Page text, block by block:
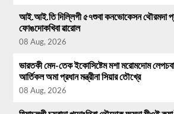
আই.আই.তি দিল্লিগী ৫৭শুবা কনভোকেসন থৌরমদা
ফোঙদোকখিবা ৱারোল
08 Aug, 2026
ভারতকী মেদ-তেক ইকোসিষ্টেম মশা মরোমদোম
আর্তিকল অমা প্রধান মন্ত্রীনা সিয়ার তৌখ্রে
08 Aug, 2026